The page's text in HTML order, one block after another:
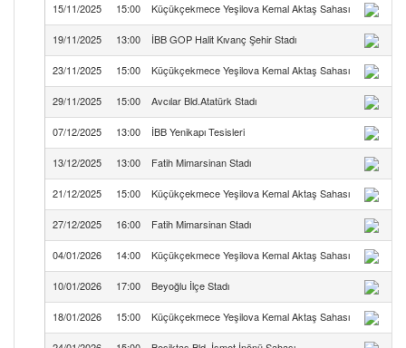
15/11/2025 15:00 Küçükçekmece Yeşilova Kemal Aktaş Sahası
19/11/2025 13:00 İBB GOP Halit Kıvanç Şehir Stadı
23/11/2025 15:00 Küçükçekmece Yeşilova Kemal Aktaş Sahası
29/11/2025 15:00 Avcılar Bld.Atatürk Stadı
07/12/2025 13:00 İBB Yenikapı Tesisleri
13/12/2025 13:00 Fatih Mimarsinan Stadı
21/12/2025 15:00 Küçükçekmece Yeşilova Kemal Aktaş Sahası
27/12/2025 16:00 Fatih Mimarsinan Stadı
04/01/2026 14:00 Küçükçekmece Yeşilova Kemal Aktaş Sahası
10/01/2026 17:00 Beyoğlu İlçe Stadı
18/01/2026 15:00 Küçükçekmece Yeşilova Kemal Aktaş Sahası